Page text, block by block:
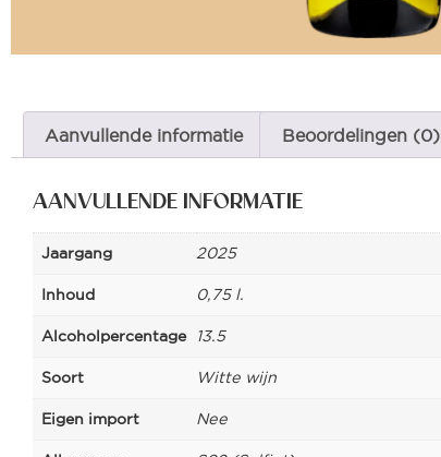
Aanvullende informatie Beoordelingen (0)
AANVULLENDE INFORMATIE
Jaargang 2025
Inhoud 0,75 l.
Alcoholpercentage 13.5
Soort Witte wijn
Eigen import Nee